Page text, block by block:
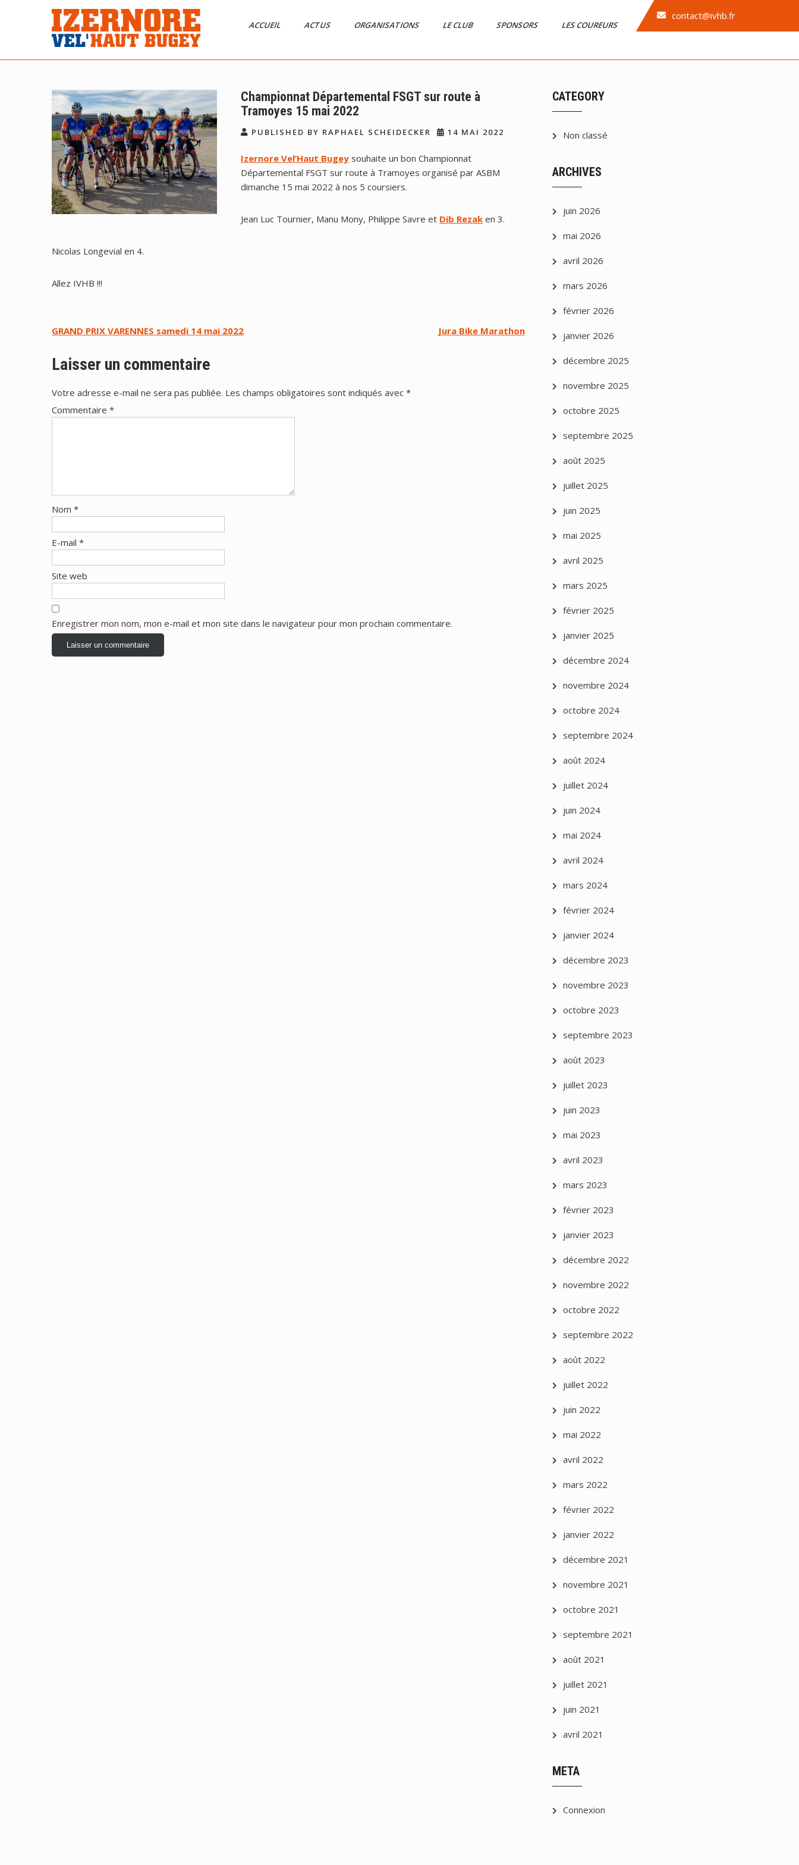
Izernore Vel’Haut
CLUB DE CYCLISME AFFILIÉ FFC
contact@ivhb.fr
ACCUEIL ACTUS ORGANISATIONS LE CLUB SPONSORS LES COUREURS
Championnat Départemental FSGT sur route à
Tramoyes 15 mai 2022
PUBLISHED BY RAPHAEL SCHEIDECKER 14 MAI 2022
Izernore Vel’Haut Bugey souhaite un bon Championnat
Départemental FSGT sur route à Tramoyes organisé par ASBM
dimanche 15 mai 2022 à nos 5 coursiers.
Jean Luc Tournier, Manu Mony, Philippe Savre et Dib Rezak en 3.
Nicolas Longevial en 4.
Allez IVHB !!!
Navigation
l’article
GRAND PRIX VARENNES samedi 14 mai 2022 Jura Bike Marathon
Laisser un commentaire
Votre adresse e-mail ne sera pas publiée. Les champs obligatoires sont indiqués avec *
Commentaire *
Nom *
E-mail *
Site web
Enregistrer mon nom, mon e-mail et mon site dans le navigateur pour mon prochain commentaire.
CATEGORY
Non classé
ARCHIVES
juin 2026
mai 2026
avril 2026
mars 2026
février 2026
janvier 2026
décembre 2025
novembre 2025
octobre 2025
septembre 2025
août 2025
juillet 2025
juin 2025
mai 2025
avril 2025
mars 2025
février 2025
janvier 2025
décembre 2024
novembre 2024
octobre 2024
septembre 2024
août 2024
juillet 2024
juin 2024
mai 2024
avril 2024
mars 2024
février 2024
janvier 2024
décembre 2023
novembre 2023
octobre 2023
septembre 2023
août 2023
juillet 2023
juin 2023
mai 2023
avril 2023
mars 2023
février 2023
janvier 2023
décembre 2022
novembre 2022
octobre 2022
septembre 2022
août 2022
juillet 2022
juin 2022
mai 2022
avril 2022
mars 2022
février 2022
janvier 2022
décembre 2021
novembre 2021
octobre 2021
septembre 2021
août 2021
juillet 2021
juin 2021
avril 2021
META
Connexion